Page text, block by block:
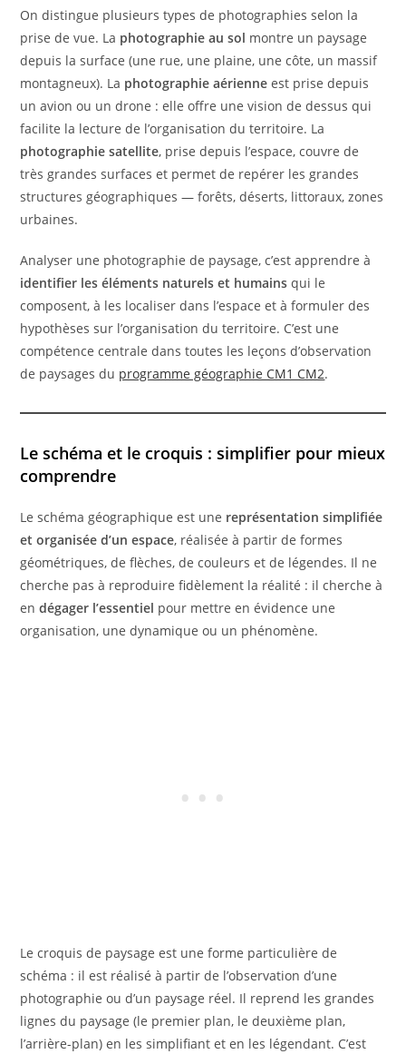
On distingue plusieurs types de photographies selon la
prise de vue. La photographie au sol montre un paysage
depuis la surface (une rue, une plaine, une côte, un massif
montagneux). La photographie aérienne est prise depuis
un avion ou un drone : elle offre une vision de dessus qui
facilite la lecture de l’organisation du territoire. La
photographie satellite, prise depuis l’espace, couvre de
très grandes surfaces et permet de repérer les grandes
structures géographiques — forêts, déserts, littoraux, zones
urbaines.
Analyser une photographie de paysage, c’est apprendre à
identifier les éléments naturels et humains qui le
composent, à les localiser dans l’espace et à formuler des
hypothèses sur l’organisation du territoire. C’est une
compétence centrale dans toutes les leçons d’observation
de paysages du programme géographie CM1 CM2.
Le schéma et le croquis : simplifier pour mieux
comprendre
Le schéma géographique est une représentation simplifiée
et organisée d’un espace, réalisée à partir de formes
géométriques, de flèches, de couleurs et de légendes. Il ne
cherche pas à reproduire fidèlement la réalité : il cherche à
endégager l’essentiel pour mettre en évidence une
organisation, une dynamique ou un phénomène.
Le croquis de paysage est une forme particulière de
schéma : il est réalisé à partir de l’observation d’une
photographie ou d’un paysage réel. Il reprend les grandes
lignes du paysage (le premier plan, le deuxième plan,
l’arrière-plan) en les simplifiant et en les légendant. C’est